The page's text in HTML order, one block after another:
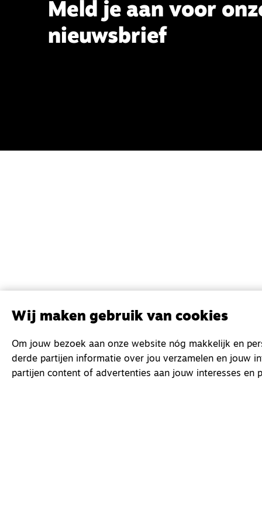
Meld je aan voor
nieuwsbrief
Wij maken gebruik van cookies
Om jouw bezoek aan onze website nóg makkelijk en
derde partijen informatie over jou verzamelen en jouw
partijen content of advertenties aan jouw interesses en